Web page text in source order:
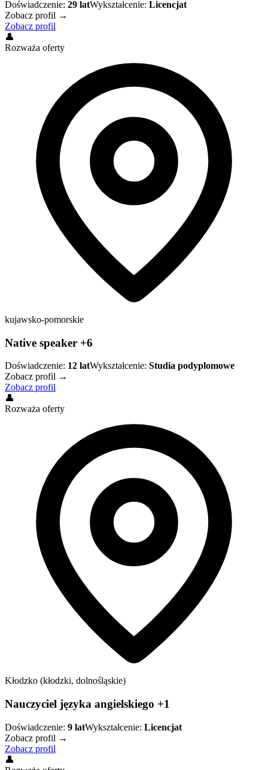
Doświadczenie: 29 latWykształcenie: Licencjat
Zobacz profil →
Zobacz profil
👤
Rozważa oferty
kujawsko-pomorskie
Native speaker +6
Doświadczenie: 12 latWykształcenie: Studia podyplomowe
Zobacz profil →
Zobacz profil
👤
Rozważa oferty
Kłodzko (kłodzki, dolnośląskie)
Nauczyciel języka angielskiego +1
Doświadczenie: 9 latWykształcenie: Licencjat
Zobacz profil →
Zobacz profil
👤